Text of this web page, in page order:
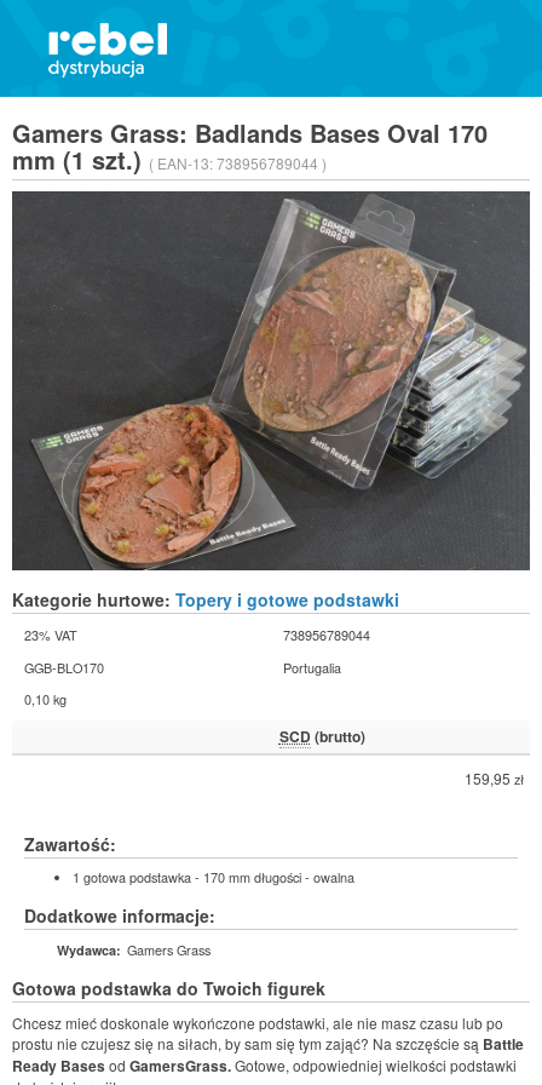
Gamers Grass: Badlands Bases Oval 170
mm (1 szt.) ( EAN-13:738956789044 )
Kategorie hurtowe: Topery i gotowe podstawki
23% VAT
738956789044
GGB-BLO170
Portugalia
0,10 kg
SCD (brutto)
159,95 zł
Zawartość:
1 gotowa podstawka - 170 mm długości - owalna
Dodatkowe informacje:
Wydawca: Gamers Grass
Gotowa podstawka do Twoich figurek
Chcesz mieć doskonale wykończone podstawki, ale nie masz czasu lub po
prostu nie czujesz się na siłach, by sam się tym zająć? Na szczęście są Battle
Ready Bases od GamersGrass.Gotowe, odpowiedniej wielkości podstawki